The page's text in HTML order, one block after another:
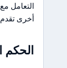
التعامل
أخرى
الحكم